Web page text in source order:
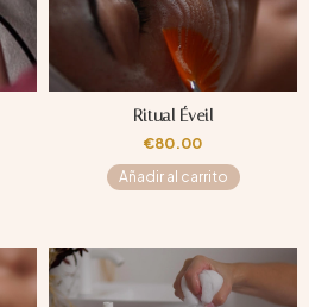
Ritual Éveil
€80.00
Añadir al carrito